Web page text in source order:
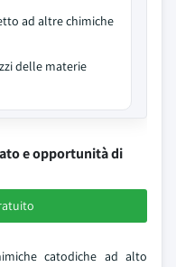
ad altre chimiche
delle materie
e opportunità di
catodiche ad alto